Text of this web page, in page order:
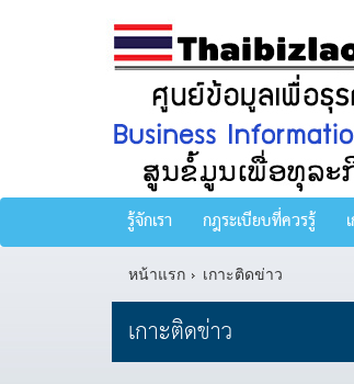
รู้จักเรา กฎระเบียบที่ควรรู้
หน้าแรก เกาะติดข่าว
เกาะติดข่าว